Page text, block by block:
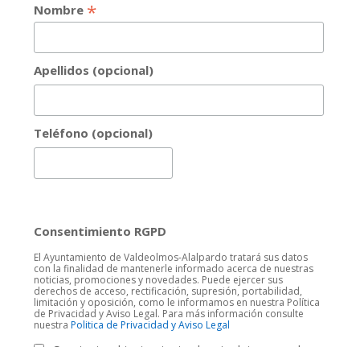
Nombre *
Apellidos (opcional)
Teléfono (opcional)
Consentimiento RGPD
El Ayuntamiento de Valdeolmos-Alalpardo tratará sus datos
con la finalidad de mantenerle informado acerca de nuestras
noticias, promociones y novedades. Puede ejercer sus
derechos de acceso, rectificación, supresión, portabilidad,
limitación y oposición, como le informamos en nuestra Política
de Privacidad y Aviso Legal. Para más información consulte
nuestra Politica de Privacidad y Aviso Legal